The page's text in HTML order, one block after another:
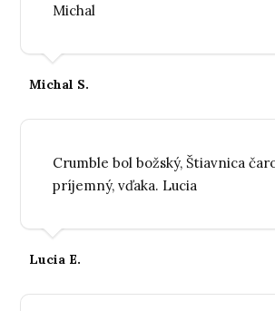
Michal
Michal S.
Crumble bol božský, Štiavnica
príjemný, vďaka. Lucia
Lucia E.